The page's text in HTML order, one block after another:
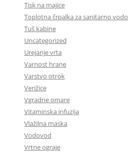
Tisk na majice
Toplotna črpalka za sanitarno vodo
Tuš kabine
Uncategorized
Urejanje vrta
Varnost hrane
Varstvo otrok
Verižice
Vgradne omare
Vitaminska infuzija
Vlažilna maska
Vodovod
Vrtne ograje